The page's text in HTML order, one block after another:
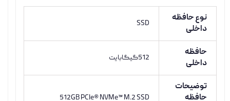
نوع حافظه
داخلی
SSD
حافظه
داخلی
512گیگابایت
توضیحات
حافظه
512GB PCIe® NVMe™ M.2 SSD